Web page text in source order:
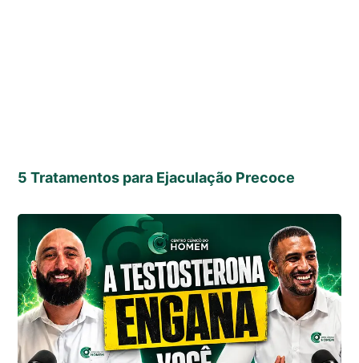
5 Tratamentos para Ejaculação Precoce